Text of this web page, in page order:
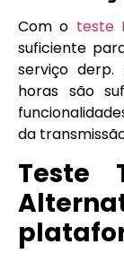
Com o teste
suficiente
serviço
horas são
da
Teste